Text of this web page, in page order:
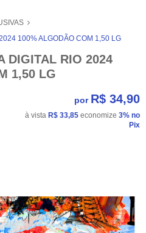
100% ALGODÃO COM 1,50 LG
DIGITAL RIO 2024
1,50 LG
por R$ 34,90
à vista R$ 33,85 economize 3% no
Pix